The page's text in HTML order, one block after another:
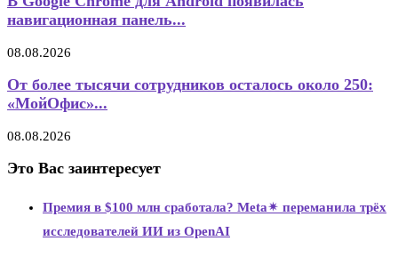
навигационная панель...
08.08.2026
От более тысячи сотрудников осталось около 250:
«МойОфис»...
08.08.2026
Это Вас заинтересует
Премия в $100 млн сработала? Meta✴ переманила трёх
исследователей ИИ из OpenAI